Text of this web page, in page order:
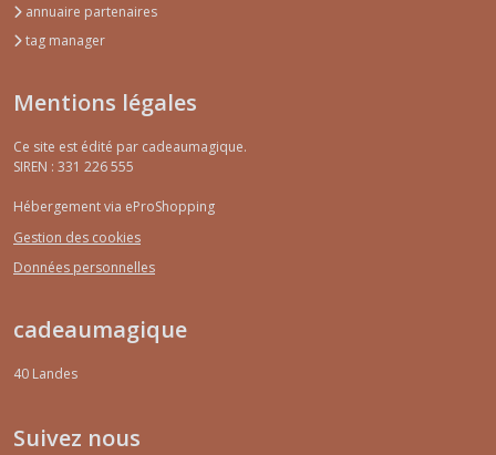
annuaire partenaires
tag manager
Mentions légales
Ce site est édité par cadeaumagique.
SIREN : 331 226 555
Hébergement via eProShopping
Gestion des cookies
Données personnelles
cadeaumagique
40 Landes
Suivez nous